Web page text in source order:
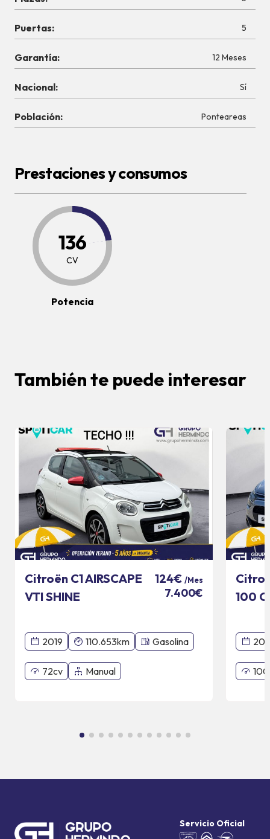
Puertas: 5
Garantía: 12 Meses
Nacional: Sí
Población: Ponteareas
Prestaciones y consumos
136
CV
Potencia
También te puede interesar
Citroën C1 AIRSCAPE
VTI SHINE
124€ /Mes
7.400€
2019 110.653km Gasolina
72cv Manual
100
Servicio Oficial